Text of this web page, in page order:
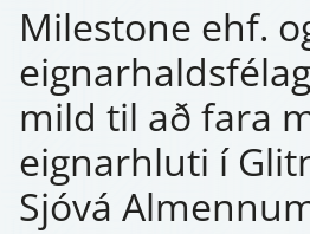
Mi­lesto­ne ehf.
mild til að fara
eign­ar­hluti í
Sjóvá